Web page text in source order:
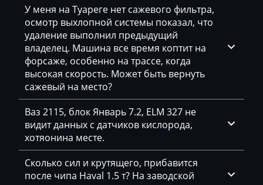
Ford
Foton
Freightliner
Furukawa
GAC
Geely
Gehl
Genie
У меня на Туареге нет сажевого фильтра,
осмотр выхлопной системы показал, что
удаление выполнил предыдущий
владелец. Машина все время коптит на
форсаже, особенно на трассе, когда
высокая скорость. Может быть вернуть
сажевый на место?
Ваз 2115, блок Январь 7.2, ELM 327 не
видит данных с датчиков кислорода,
хотяонина месте.
Сколько сил и крутящего, прибавится
после чипа Haval 1.5 т? На заводской